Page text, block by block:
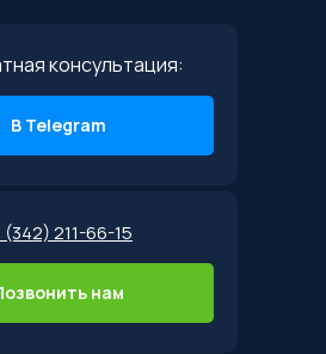
консультация:
В Telegram
(342) 211-66-15
нам